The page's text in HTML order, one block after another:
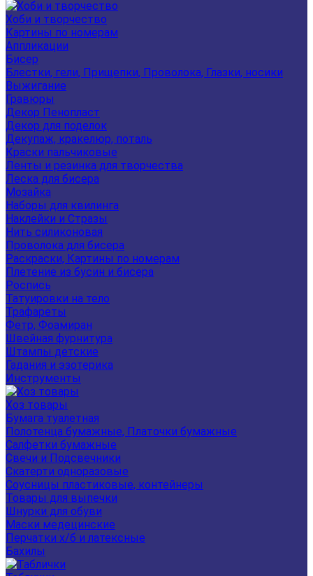
Хоби и творчество
Картины по номерам
Аппликации
Бисер
Блестки, гели, Прищепки, Проволока, Глазки, носики
Выжигание
Гравюры
Декор Пенопласт
Декор для поделок
Декупаж, кракелюр, поталь
Краски пальчиковые
Ленты и резинка для творчества
Леска для бисера
Мозайка
Наборы для квилинга
Наклейки и Стразы
Нить силиконовая
Проволока для бисера
Раскраски, Картины по номерам
Плетение из бусин и бисера
Роспись
Татуировки на тело
Трафареты
Фетр, Фоамиран
Швейная фурнитура
Штампы детские
Гадания и эзотерика
Инструменты
Хоз товары
Бумага туалетная
Полотенца бумажные, Платочки бумажные
Салфетки бумажные
Свечи и Подсвечники
Скатерти одноразовые
Соусницы пластиковые, контейнеры
Товары для выпечки
Шнурки для обуви
Маски медецинские
Перчатки х/б и латексные
Бахилы